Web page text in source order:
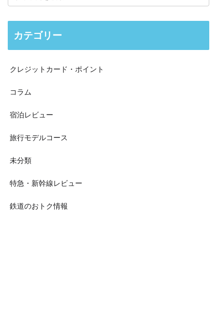
カテゴリー
クレジットカード・ポイント
コラム
宿泊レビュー
旅行モデルコース
未分類
特急・新幹線レビュー
鉄道のおトク情報